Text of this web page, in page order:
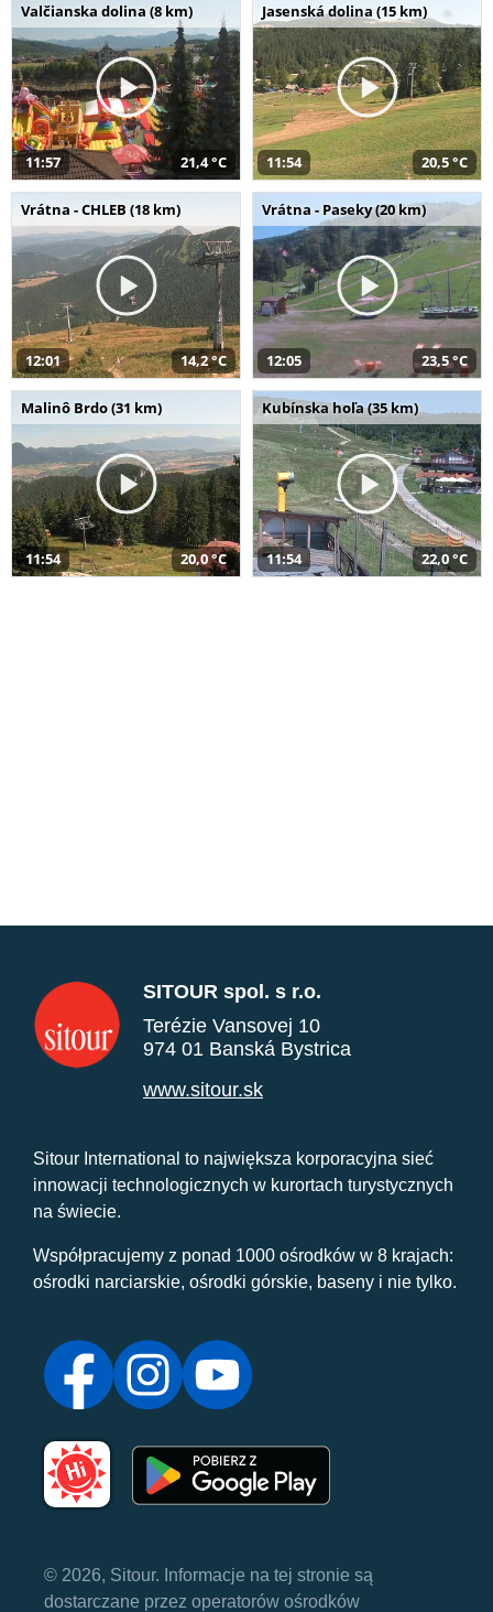
Valčianska dolina (8 km)
11:57 21,4 °C
Jasenská dolina (15 km)
11:54 20,5 °C
Vrátna - CHLEB (18 km)
12:01 14,2 °C
Vrátna - Paseky (20 km)
12:05 23,5 °C
Malinô Brdo (31 km)
11:54 20,0 °C
Kubínska hoľa (35 km)
11:54 22,0 °C
SITOUR spol. s r.o.
Terézie Vansovej 10
974 01 Banská Bystrica
www.sitour.sk
Sitour International to największa korporacyjna sieć
innowacji technologicznych w kurortach turystycznych
na świecie.
Współpracujemy z ponad 1000 ośrodków w 8 krajach:
ośrodki narciarskie, ośrodki górskie, baseny i nie tylko.
© 2026, Sitour. Informacje na tej stronie są
dostarczane przez operatorów ośrodków